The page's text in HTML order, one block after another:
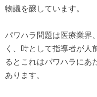
物議を醸しています。
パワハラ問題は医療業界
く、時として指導者が人
るとこれはパワハラにあ
あります。